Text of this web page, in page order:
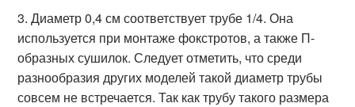
Диаметр 0,4 см соответствует трубе 1/4. Она
используется при монтаже фокстротов, а также П-
образных сушилок. Следует отметить, что среди
разнообразия других моделей такой диаметр трубы
совсем не встречается. Так как трубу такого размера